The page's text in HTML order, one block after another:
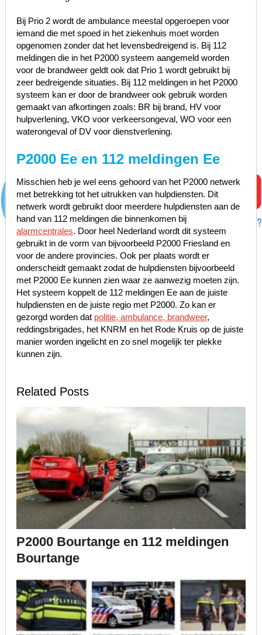
Bij Prio 2 wordt de ambulance meestal opgeroepen voor
iemand die met spoed in het ziekenhuis moet worden
opgenomen zonder dat het levensbedreigend is. Bij 112
meldingen die in het P2000 systeem aangemeld worden
voor de brandweer geldt ook dat Prio 1 wordt gebruikt bij
zeer bedreigende situaties. Bij 112 meldingen in het P2000
systeem kan er door de brandweer ook gebruik worden
gemaakt van afkortingen zoals: BR bij brand, HV voor
hulpverlening, VKO voor verkeersongeval, WO voor een
waterongeval of DV voor dienstverlening.
P2000 Ee en 112 meldingen Ee
Misschien heb je wel eens gehoord van het P2000 netwerk
met betrekking tot het uitrukken van hulpdiensten. Dit
netwerk wordt gebruikt door meerdere hulpdiensten aan de
hand van 112 meldingen die binnenkomen bij
alarmcentrales. Door heel Nederland wordt dit systeem
gebruikt in de vorm van bijvoorbeeld P2000 Friesland en
voor de andere provincies. Ook per plaats wordt er
onderscheidt gemaakt zodat de hulpdiensten bijvoorbeeld
met P2000 Ee kunnen zien waar ze aanwezig moeten zijn.
Het systeem koppelt de 112 meldingen Ee aan de juiste
hulpdiensten en de juiste regio met P2000. Zo kan er
gezorgd worden dat politie, ambulance, brandweer,
reddingsbrigades, het KNRM en het Rode Kruis op de juiste
manier worden ingelicht en zo snel mogelijk ter plekke
kunnen zijn.
Related Posts
P2000 Bourtange en 112 meldingen
Bourtange